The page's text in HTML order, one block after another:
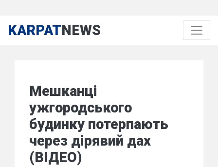
KARPATNEWS
Мешканці
ужгородського
будинку потерпають
через дірявий дах
(ВІДЕО)